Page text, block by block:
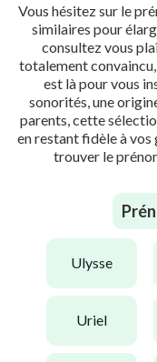
Vous hésitez sur le
similaires pour
consultez vous
totalement
est là pour vous
sonorités, une
parents, cette
en restant fidèle à
trouver le
ulysse
uriel